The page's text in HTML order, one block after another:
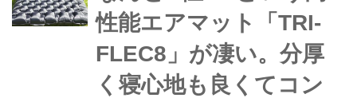
とで、みんなが駐車場...
性能エアマット「TRI-
FLEC8」が凄い。分厚
く寝心地も良くてコン